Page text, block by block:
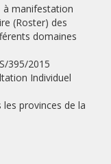
(Roster) des
domaines
2015
Individuel
provinces de la